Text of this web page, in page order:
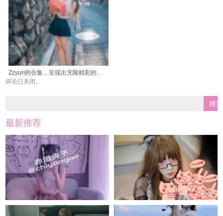
Zzyuri的合集，呈现出无限精彩的视觉盛宴。
评论已关闭。
最新推荐